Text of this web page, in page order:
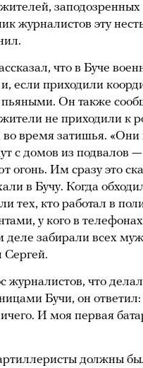
журналистов эту
что в Буче
и, если приходили
пьяными. Он также
не приходили к
во время затишья. «Они
с домов из подвалов
огонь. Им сразу это
в Бучу. Когда
тех, кто работал в
у кого в
забирали всех
Сергей.
журналистов, что
Бучи, он
И моя первая
должны